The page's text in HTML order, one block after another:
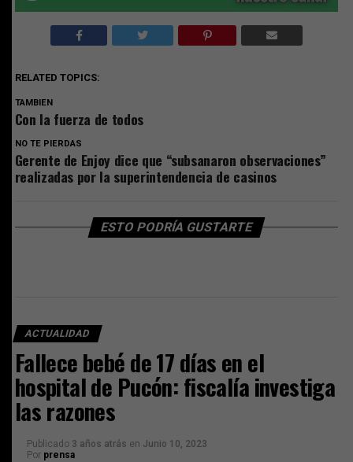
RELATED TOPICS:
TAMBIEN
Con la fuerza de todos
NO TE PIERDAS
Gerente de Enjoy dice que “subsanaron observaciones”
realizadas por la superintendencia de casinos
ESTO PODRÍA GUSTARTE
ACTUALIDAD
Fallece bebé de 17 días en el
hospital de Pucón: fiscalía investiga
las razones
Publicado 3 años atrás en Junio 10, 2023
Por prensa